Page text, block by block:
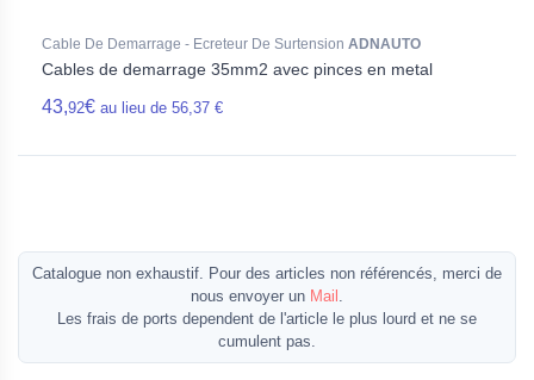
Cable De Demarrage - Ecreteur De Surtension ADNAUTO
Cables de demarrage 35mm2 avec pinces en metal
43,92€ au lieu de 56,37 €
Catalogue non exhaustif. Pour des articles non référencés, merci de
nous envoyer un Mail .
Les frais de ports dependent de l'article le plus lourd et ne se
cumulent pas.